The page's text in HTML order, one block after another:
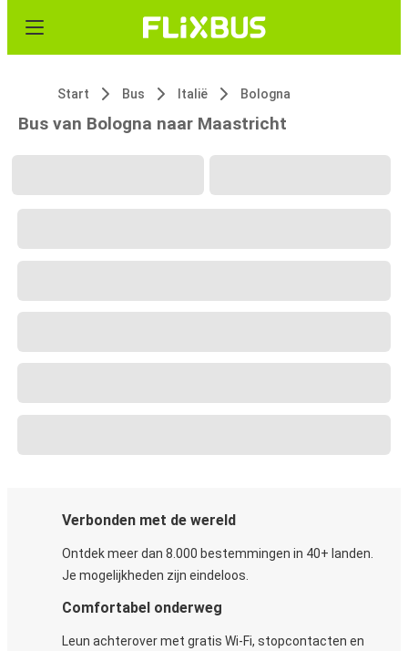
Start Bus Italië Bologna
Bus van Bologna naar Maastricht
Verbonden met de wereld
Ontdek meer dan 8.000 bestemmingen in 40+ landen.
Je mogelijkheden zijn eindeloos.
Comfortabel onderweg
Leun achterover met gratis Wi-Fi, stopcontacten en